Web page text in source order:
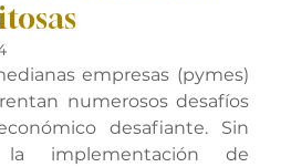
empresas (pymes)
numerosos desafíos
desafiante. Sin
implementación de